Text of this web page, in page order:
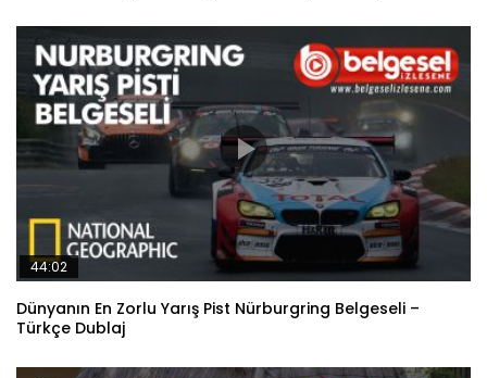
44:02
Dünyanın En Zorlu Yarış Pist Nürburgring Belgeseli –
Türkçe Dublaj